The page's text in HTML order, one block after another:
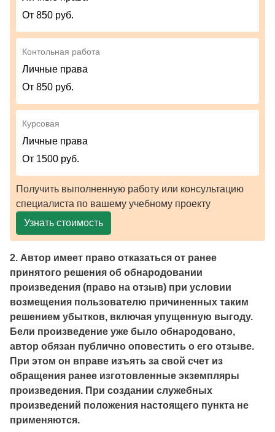
От 850 руб.
Контольная работа
Личные права
От 850 руб.
Курсовая
Личные права
От 1500 руб.
Получить выполненную работу или консультацию
специалиста по вашему учебному проекту
Узнать стоимость
2. Автор имеет право отказаться от ранее
принятого решения об обнародовании
произведения (право на отзыв) при условии
возмещения пользователю причиненных таким
решением убыт­ков, включая упущенную выгоду.
Бели произведение уже было обнародовано,
автор обязан публично оповестить о его отзыве.
При этом он вправе изъять за свой счет из
обращения ранее изго­товленные экземпляры
произведения. При создании служебных
произведений положения настоящего пункта не
применяются.